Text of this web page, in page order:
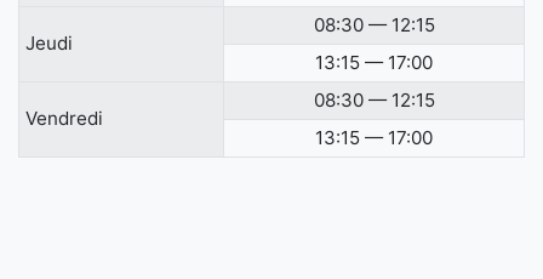
Jeudi
08:30 — 12:15
13:15 — 17:00
Vendredi
08:30 — 12:15
13:15 — 17:00